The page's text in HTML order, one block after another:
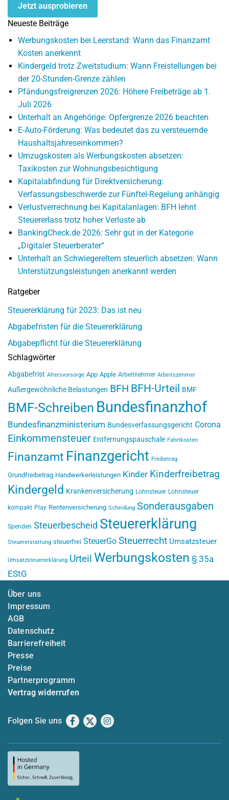
Jetzt ausprobieren
Neueste Beiträge
Werbungskosten bei Leerstand: Wann das Finanzamt
Kosten anerkennt
Kindergeld trotz Zweitstudium: Wann Freistellungen bei
der 20-Stunden-Grenze zählen
Pfändungsfreigrenzen 2026: Höhere Freibeträge ab 1.
Juli 2026
Unterhalt an Angehörige: Opfergrenze 2026 beachten
E-Auto-Förderung: Was bedeutet das zu versteuernde
Haushaltsjahreseinkommen?
Umzugskosten als Werbungskosten absetzen:
Taxikosten zur Wohnungsbesichtigung
Kapitalabfindung für Direktversicherung:
Verfassungsbeschwerde zur Fünftel-Regelung anhängig
Verlustverrechnung bei Kapitalanlagen: BFH lehnt
Steuererlass trotz hoher Verluste ab
BankingCheck.de 2026: Sehr gut in der Kategorie
„Digitaler Steuerberater“
Unterhalt an Schwiegereltern steuerlich absetzen: Wann
Unterstützungsleistungen anerkannt werden
Ratgeber
Steuererklärung für 2023: Das ist neu
Abgabefristen für die Steuererklärung
Abgabepflicht für die Steuererklärung
Schlagwörter
Abgabefrist Altersvorsorge App Apple Arbeitnehmer Arbeitszimmer
Außergewöhnliche Belastungen BFH BFH-Urteil BMF
BMF-Schreiben Bundesfinanzhof
Bundesfinanzministerium Bundesverfassungsgericht Corona
Einkommensteuer Entfernungspauschale Fahrtkosten
Finanzamt Finanzgericht Freibetrag
Grundfreibetrag Handwerkerleistungen Kinder Kinderfreibetrag
Kindergeld Krankenversicherung Lohnsteuer Lohnsteuer
kompakt Play Rentenversicherung Scheidung Sonderausgaben
Spenden Steuerbescheid Steuererklärung
Steuererstattung steuerfrei SteuerGo Steuerrecht Umsatzsteuer
Umsatzsteuererklärung Urteil Werbungskosten § 35a
EStG
Über uns
Impressum
AGB
Datenschutz
Barrierefreiheit
Presse
Preise
Partnerprogramm
Vertrag widerrufen
Folgen Sie uns Facebook
X Instagram